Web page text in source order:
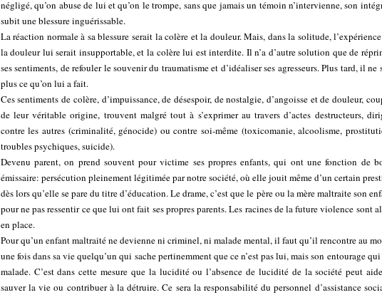
négligé, qu’on abuse de lui et qu’on le trompe, sans que jamais un témoin n’intervienne, son
subit une blessure inguérissable.
La réaction normale à sa blessure serait la colère et la douleur. Mais, dans la solitude,
la douleur lui serait insupportable, et la colère lui est interdite. Il n’a d’autre solution que de
ses sentiments, de refouler le souvenir du traumatisme et d’idéaliser ses agresseurs. Plus tard, il ne
plus ce qu’on lui a fait.
Ces sentiments de colère, d’impuissance, de désespoir, de nostalgie, d’angoisse et de douleur,
de leur véritable origine, trouvent malgré tout à s’exprimer au travers d’actes destructeurs,
contre les autres (criminalité, génocide) ou contre soi-même (toxicomanie, alcoolisme,
troubles psychiques, suicide).
Devenu parent, on prend souvent pour victime ses propres enfants, qui ont une fonction de
émissaire: persécution pleinement légitimée par notre société, où elle jouit même d’un certain
dès lors qu’elle se pare du titre d’éducation. Le drame, c’est que le père ou la mère maltraite son
pour ne pas ressentir ce que lui ont fait ses propres parents. Les racines de la future violence sont
en place.
Pour qu’un enfant maltraité ne devienne ni criminel, ni malade mental, il faut qu’il rencontre au
une fois dans sa vie quelqu’un qui sache pertinemment que ce n’est pas lui, mais son entourage qui
malade. C’est dans cette mesure que la lucidité ou l’absence de lucidité de la société peut
sauver la vie ou contribuer à la détruire. Ce sera la responsabilité du personnel d’assistance